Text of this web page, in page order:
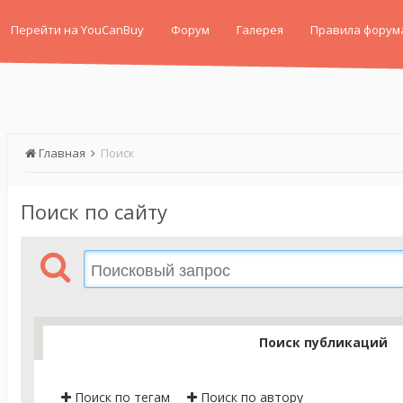
Перейти на YouCanBuy Форум Галерея Правила
Главная Поиск
Поиск по сайту
Поиск публикаций
Поиск по тегам Поиск по автору